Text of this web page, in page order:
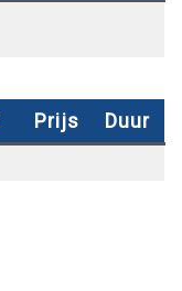
Prijs Duur